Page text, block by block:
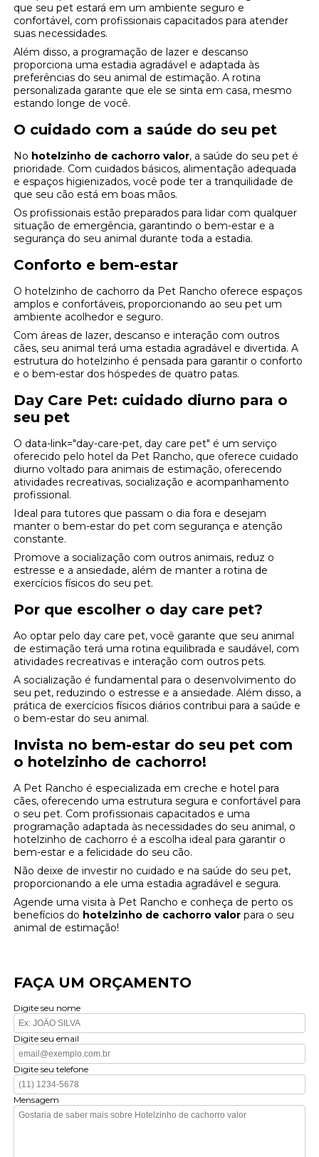
que seu pet estará em um ambiente seguro e
confortável, com profissionais capacitados para atender
suas necessidades.
Além disso, a programação de lazer e descanso
proporciona uma estadia agradável e adaptada às
preferências do seu animal de estimação. A rotina
personalizada garante que ele se sinta em casa, mesmo
estando longe de você.
O cuidado com a saúde do seu pet
No hotelzinho de cachorro valor, a saúde do seu pet é
prioridade. Com cuidados básicos, alimentação adequada
e espaços higienizados, você pode ter a tranquilidade de
que seu cão está em boas mãos.
Os profissionais estão preparados para lidar com qualquer
situação de emergência, garantindo o bem-estar e a
segurança do seu animal durante toda a estadia.
Conforto e bem-estar
O hotelzinho de cachorro da Pet Rancho oferece espaços
amplos e confortáveis, proporcionando ao seu pet um
ambiente acolhedor e seguro.
Com áreas de lazer, descanso e interação com outros
cães, seu animal terá uma estadia agradável e divertida. A
estrutura do hotelzinho é pensada para garantir o conforto
e o bem-estar dos hóspedes de quatro patas.
Day Care Pet: cuidado diurno para o
seu pet
O data-link="day-care-pet, day care pet" é um serviço
oferecido pelo hotel da Pet Rancho, que oferece cuidado
diurno voltado para animais de estimação, oferecendo
atividades recreativas, socialização e acompanhamento
profissional.
Ideal para tutores que passam o dia fora e desejam
manter o bem-estar do pet com segurança e atenção
constante.
Promove a socialização com outros animais, reduz o
estresse e a ansiedade, além de manter a rotina de
exercícios físicos do seu pet.
Por que escolher o day care pet?
Ao optar pelo day care pet, você garante que seu animal
de estimação terá uma rotina equilibrada e saudável, com
atividades recreativas e interação com outros pets.
A socialização é fundamental para o desenvolvimento do
seu pet, reduzindo o estresse e a ansiedade. Além disso, a
prática de exercícios físicos diários contribui para a saúde e
o bem-estar do seu animal.
Invista no bem-estar do seu pet com
o hotelzinho de cachorro!
A Pet Rancho é especializada em creche e hotel para
cães, oferecendo uma estrutura segura e confortável para
o seu pet. Com profissionais capacitados e uma
programação adaptada às necessidades do seu animal, o
hotelzinho de cachorro é a escolha ideal para garantir o
bem-estar e a felicidade do seu cão.
Não deixe de investir no cuidado e na saúde do seu pet,
proporcionando a ele uma estadia agradável e segura.
Agende uma visita à Pet Rancho e conheça de perto os
benefícios do hotelzinho de cachorro valor para o seu
animal de estimação!
FAÇA UM ORÇAMENTO
Digite seu nome
Digite seu email
Digite seu telefone
Mensagem